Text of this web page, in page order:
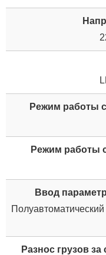
Режим работы
Режим работы
Ввод
Разнос грузов